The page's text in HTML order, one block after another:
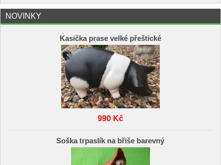
NOVINKY
Kasička prase velké přeštické
990 Kč
Soška trpaslík na břiše barevný